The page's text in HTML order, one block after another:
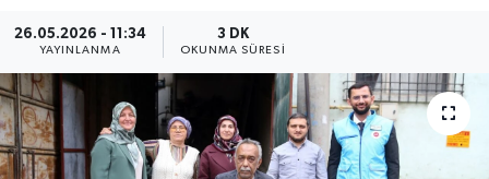
26.05.2026 - 11:34
YAYINLANMA
3 DK
OKUNMA SÜRESI
Devrekani Haberleri